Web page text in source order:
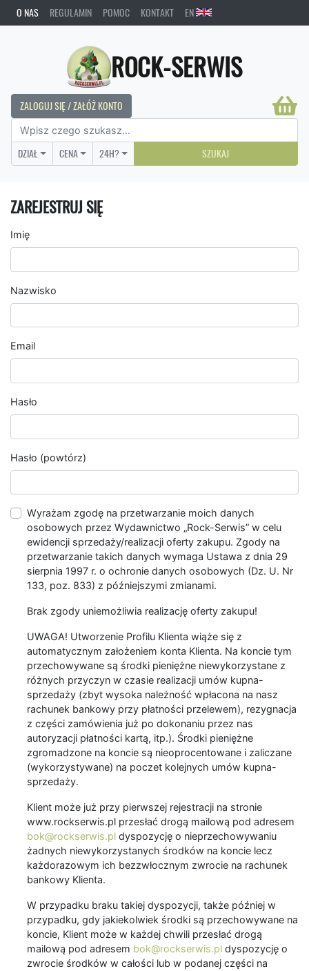
O NAS REGULAMIN POMOC KONTAKT EN
ROCK-SERWIS
ZALOGUJ SIĘ / ZAŁÓŻ KONTO
DZIAŁ CENA 24H? SZUKAJ
ZAREJESTRUJ SIĘ
Imię
Nazwisko
Email
Hasło
Hasło (powtórz)
Wyrażam zgodę na przetwarzanie moich danych
osobowych przez Wydawnictwo „Rock-Serwis” w celu
ewidencji sprzedaży/realizacji oferty zakupu. Zgody na
przetwarzanie takich danych wymaga Ustawa z dnia 29
sierpnia 1997 r. o ochronie danych osobowych (Dz. U. Nr
133, poz. 833) z późniejszymi zmianami.
Brak zgody uniemożliwia realizację oferty zakupu!
UWAGA! Utworzenie Profilu Klienta wiąże się z
automatycznym założeniem konta Klienta. Na koncie tym
przechowywane są środki pieniężne niewykorzystane z
różnych przyczyn w czasie realizacji umów kupna-
sprzedaży (zbyt wysoka należność wpłacona na nasz
rachunek bankowy przy płatności przelewem), rezygnacja
z części zamówienia już po dokonaniu przez nas
autoryzacji płatności kartą, itp.). Środki pieniężne
zgromadzone na koncie są nieoprocentowane i zaliczane
(wykorzystywane) na poczet kolejnych umów kupna-
sprzedaży.
Klient może już przy pierwszej rejestracji na stronie
www.rockserwis.pl przesłać drogą mailową pod adresem
bok@rockserwis.pl dyspozycję o nieprzechowywaniu
żadnych niewykorzystanych środków na koncie lecz
każdorazowym ich bezzwłocznym zwrocie na rachunek
bankowy Klienta.
W przypadku braku takiej dyspozycji, także później w
przypadku, gdy jakiekolwiek środki są przechowywane na
koncie, Klient może w każdej chwili przesłać drogą
mailową pod adresem bok@rockserwis.pl dyspozycję o
zwrocie środków w całości lub w podanej części na